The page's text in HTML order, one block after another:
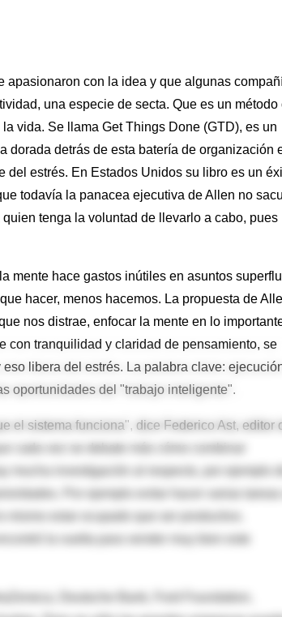
apasionaron con la idea y que algunas
una especie de secta. Que es un método
vida. Se llama Get Things Done (GTD), es un
dorada detrás de esta batería de organización
del estrés. En Estados Unidos su libro es un
todavía la panacea ejecutiva de Allen no
tenga la voluntad de llevarlo a cabo, pues
mente hace gastos inútiles en asuntos
hacer, menos hacemos. La propuesta de
nos distrae, enfocar la mente en lo
con tranquilidad y claridad de pensamiento, se
libera del estrés. La palabra clave:
oportunidades del "trabajo inteligente".
el sistema funciona", dice Federico Ast, editor
cada vez se debate más cómo combinar
mucha investigación al respecto, por ejemplo
estar ocupado que ser productivo.
Deutsche Bank, Ford Foundation,